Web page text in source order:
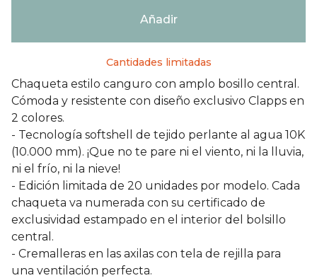
Añadir
Cantidades limitadas
Chaqueta estilo canguro con amplo bosillo central.
Cómoda y resistente con diseño exclusivo Clapps en
2 colores.
- Tecnología softshell de tejido perlante al agua 10K
(10.000 mm). ¡Que no te pare ni el viento, ni la lluvia,
ni el frío, ni la nieve!
- Edición limitada de 20 unidades por modelo. Cada
chaqueta va numerada con su certificado de
exclusividad estampado en el interior del bolsillo
central.
- Cremalleras en las axilas con tela de rejilla para
una ventilación perfecta.